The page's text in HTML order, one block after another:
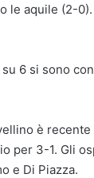
le aquile (2-
6 si sono
è
per 3-1. Gli
e Di Piazza.